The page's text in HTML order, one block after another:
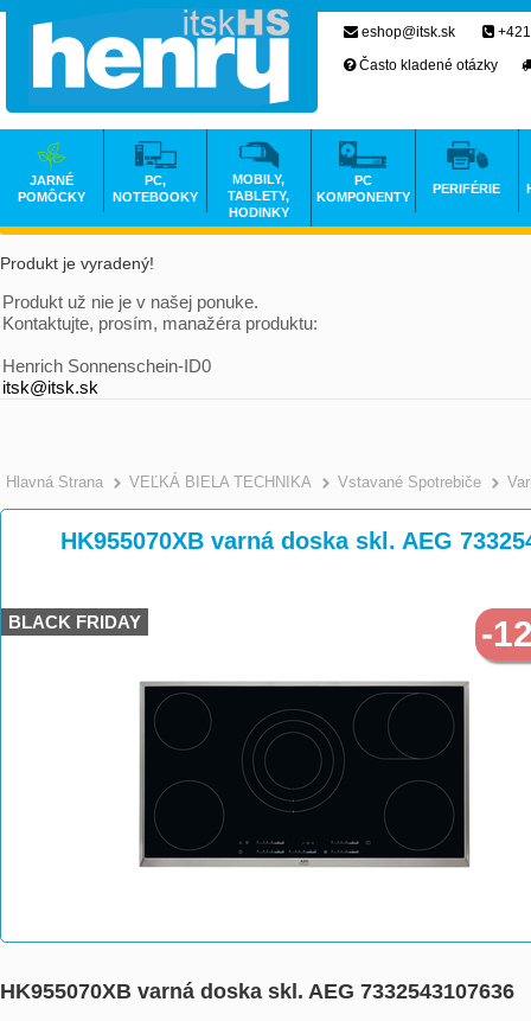
Produkt je vyradený!
Produkt už nie je v našej ponuke.
Kontaktujte, prosím, manažéra produktu:
Henrich Sonnenschein-ID0
itsk@itsk.sk
Hlavná Strana >
VEĽKÁ BIELA TECHNIKA >
Vstavané Spotrebiče
HK955070XB varná doska skl. AEG
BLACK FRIDAY -
HK955070XB varná doska skl. AEG 7332543107636
eshop@itsk.sk
Často kladené otázky
JARNÉ
POMÔCKY
PC,
NOTEBOOKY
MOBILY,
TABLETY,
HODINKY
PC
KOMPONENTY
PERIFÉRIE